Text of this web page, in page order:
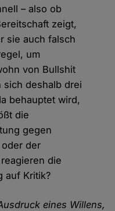
– also ob
zeigt,
sie auch falsch
um
von Bullshit
deshalb drei
behauptet wird,
die
gegen
der
die
auf Kritik?
eines Willens,